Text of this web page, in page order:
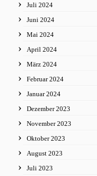
Juli 2024
Juni 2024
Mai 2024
April 2024
März 2024
Februar 2024
Januar 2024
Dezember 2023
November 2023
Oktober 2023
August 2023
Juli 2023